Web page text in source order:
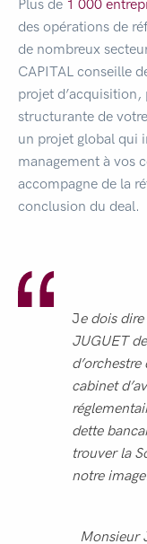
Plus de 1 000
des opérations de
de nombreux
CAPITAL conseille
projet
structurante de
un projet global qui
management à vos
accompagne de la
conclusion du deal.
Je dois
JUGUET
cabinet
dette
trouver la
notre
Monsieur